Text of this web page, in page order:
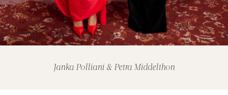
Janka Polliani & Petra Middelthon